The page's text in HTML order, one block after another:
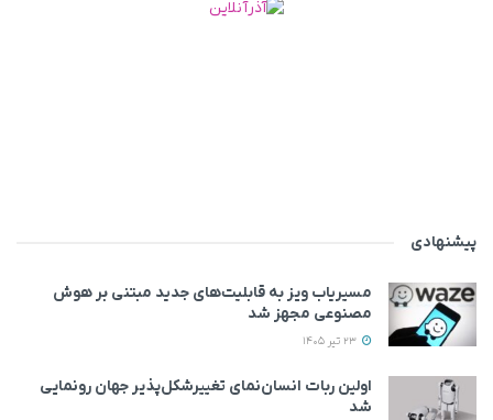
پیشنهادی
مسیریاب ویز به قابلیت‌های جدید مبتنی بر هوش
مصنوعی مجهز شد
اولین ربات انسان‌نمای تغییرشکل‌پذیر جهان رونمایی
شد